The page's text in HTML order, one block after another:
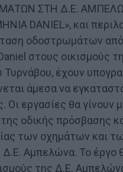
ΣΤΗ Δ.Ε.
DANIEL», και
οδοστρωμάτων από
στους οικισμούς
έχουν
άμεσα να
Οι εργασίες θα γίνουν
οδικής πρόσβασης
των οχημάτων και
Αμπελώνα. Το έργο
της Δ.Ε.